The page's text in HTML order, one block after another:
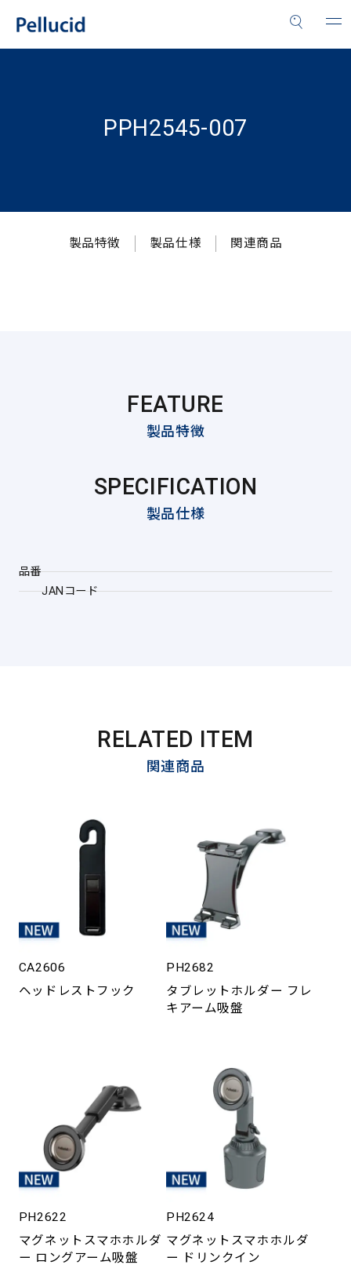
PPH2545-007
製品特徴 製品仕様 関連商品
FEATURE
製品特徴
SPECIFICATION
製品仕様
品番
JANコード
RELATED ITEM
関連商品
CA2606
ヘッドレストフック
PH2682
タブレットホルダー フレ
キアーム吸盤
PH2622
マグネットスマホホルダ
ー ロングアーム吸盤
PH2624
マグネットスマホホルダ
ー ドリンクイン